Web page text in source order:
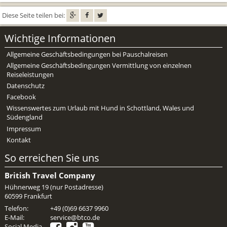
Mietwagen & Verkehr
Reiseunterlagen
Reiseversicherung
Unterkünfte
Zimmer
Diese Seite teilen bei:
Wichtige Informationen
Allgemeine Geschäftsbedingungen bei Pauschalreisen
Allgemeine Geschäftsbedingungen Vermittlung von einzelnen
Reiseleistungen
Datenschutz
Facebook
Wissenswertes zum Urlaub mit Hund in Schottland, Wales und
Südengland
Impressum
Kontakt
So erreichen Sie uns
British Travel Company
Hühnerweg 19 (nur Postadresse)
60599 Frankfurt
Telefon:
+49 (0)69 6637 9960
E-Mail:
service@btco.de